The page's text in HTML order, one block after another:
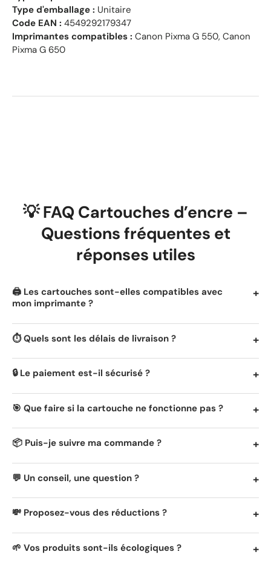
Type d'emballage : Unitaire
Code EAN : 4549292179347
Imprimantes compatibles : Canon Pixma G 550, Canon
Pixma G 650
💡 FAQ Cartouches d’encre –
Questions fréquentes et
réponses utiles
🖨️ Les cartouches sont-elles compatibles avec
mon imprimante ?
⏱️ Quels sont les délais de livraison ?
🔒 Le paiement est-il sécurisé ?
🎯 Que faire si la cartouche ne fonctionne pas ?
📦 Puis-je suivre ma commande ?
💬 Un conseil, une question ?
💸 Proposez-vous des réductions ?
🌱 Vos produits sont-ils écologiques ?